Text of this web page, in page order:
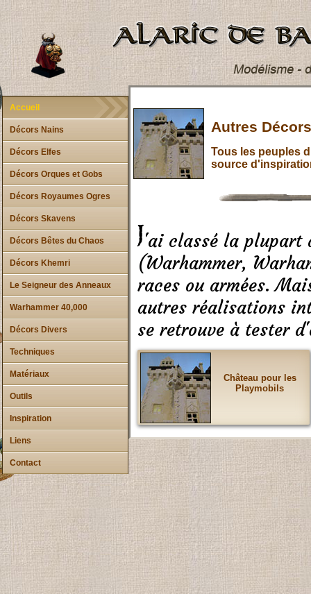
Accueil
Décors Nains
Décors Elfes
Décors Orques et Gobs
Décors Royaumes Ogres
Décors Skavens
Décors Bêtes du Chaos
Décors Khemri
Le Seigneur des Anneaux
Warhammer 40,000
Décors Divers
Techniques
Matériaux
Outils
Inspiration
Liens
Contact
Autres
Tous les peuples
source
'ai classé la plupart
(Warhammer,
races ou armées.
autres réalisations
se retrouve à tester
Château pour les
Playmobils